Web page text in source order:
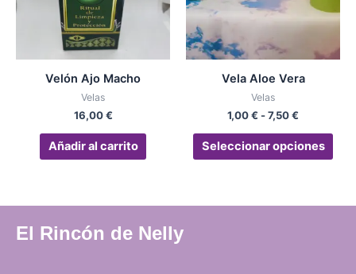
Velón Ajo Macho
Velas
16,00€
Añadir al carrito
Vela Aloe Vera
Velas
1,00€ -7,50€
Seleccionar opciones
Las
se
de
El Rincón de Nelly